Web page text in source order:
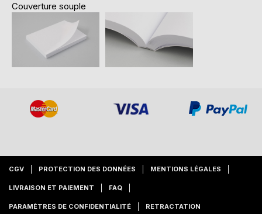
Couverture souple
CGV PROTECTION DES DONNÉES MENTIONS LÉGALES
LIVRAISON ET PAIEMENT FAQ
PARAMÈTRES DE CONFIDENTIALITÉ RETRACTATION